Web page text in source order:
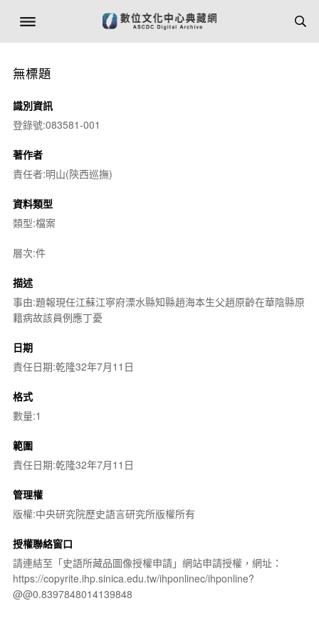
無標題
識別資訊
登錄號:083581-001
著作者
責任者:明山(陝西巡撫)
資料類型
類型:檔案
層次:件
描述
事由:題報現任江蘇江寧府溧水縣知縣趙海本生父趙原齡在華陰縣原
籍病故該員例應丁憂
日期
責任日期:乾隆32年7月11日
格式
數量:1
範圍
責任日期:乾隆32年7月11日
管理權
版權:中央研究院歷史語言研究所版權所有
授權聯絡窗口
請連結至「史語所藏品圖像授權申請」網站申請授權，網址：
https://copyrite.ihp.sinica.edu.tw/ihponlinec/ihponline?
@@0.8397848014139848